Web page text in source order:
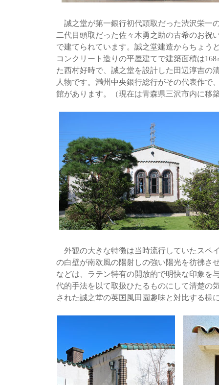
誠之堂が第一銀行初代頭取だった渋沢栄一
二代目頭取だった佐々木勇之助の古希のお祝
で建てられています。誠之堂建造からちょう
コンクリート造りの平屋建てで建築面積は
た西村好時で、誠之堂を設計した田辺淳吉の
人物です。満州中央銀行総行がその代表作で
館があります。（現在は青森県三沢市内に移
外観の大きな特徴は当時流行していたスペ
の白壁が南欧風の陽射しの強い陽光を彷彿さ
などは、ラテン特有の開放的で明快な印象を
代的手法を以て取扱ひたるものにして清楚の
された誠之堂の英国風田園趣味と対比する様